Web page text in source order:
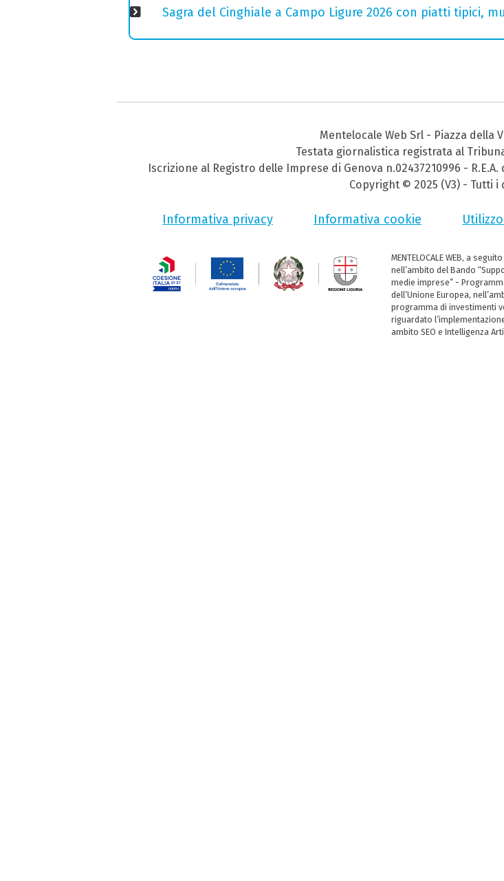
Sagra del Cinghiale a Campo Ligure 2026 con piatti tipici,
Mentelocale Web Srl - Piazza della
Testata giornalistica registrata al
Iscrizione al Registro delle Imprese di Genova n.02437210996 -
Copyright © 2025 (V3) - Tutti
Informativa privacy Informativa cookie
MENTELOCALE WEB, a
nell’ambito del Bando
medie imprese” -
dell’Unione Europea,
programma di investimenti
riguardato
ambito SEO e Intelligenza